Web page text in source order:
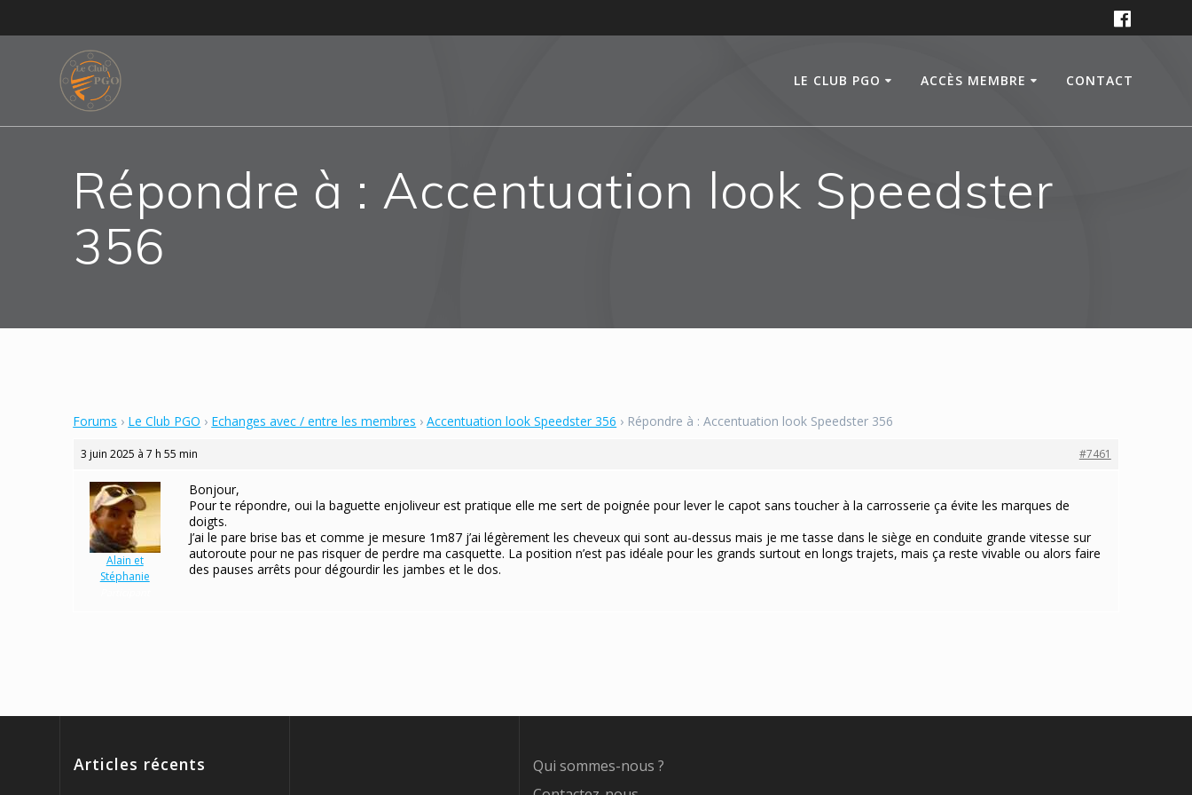
to
LE CLUB PGO ACCÈS MEMBRE CONTACT
Répondre à : Accentuation look Speedster
356
Forums › Le Club PGO › Echanges avec / entre les membres › Accentuation look Speedster 356 › Répondre à : Accentuation look Speedster 356
3 juin 2025 à 7 h 55 min #7461
Alain et
Stéphanie
Bonjour,
Pour te répondre, oui la baguette enjoliveur est pratique elle me sert de poignée pour lever le capot sans toucher à la carrosserie ça évite les marques de
doigts.
J’ai le pare brise bas et comme je mesure 1m87 j’ai légèrement les cheveux qui sont au-dessus mais je me tasse dans le siège en conduite grande vitesse sur
autoroute pour ne pas risquer de perdre ma casquette. La position n’est pas idéale pour les grands surtout en longs trajets, mais ça reste vivable ou alors faire
des pauses arrêts pour dégourdir les jambes et le dos.
Articles récents
Qui sommes-nous ?